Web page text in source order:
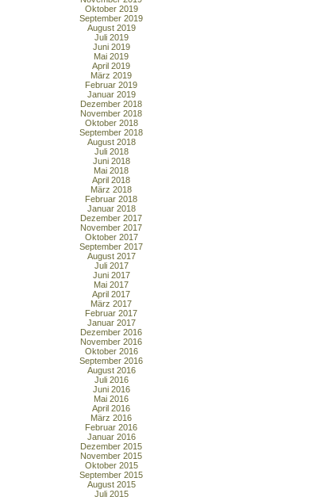
Oktober 2019
September 2019
August 2019
Juli 2019
Juni 2019
Mai 2019
April 2019
März 2019
Februar 2019
Januar 2019
Dezember 2018
November 2018
Oktober 2018
September 2018
August 2018
Juli 2018
Juni 2018
Mai 2018
April 2018
März 2018
Februar 2018
Januar 2018
Dezember 2017
November 2017
Oktober 2017
September 2017
August 2017
Juli 2017
Juni 2017
Mai 2017
April 2017
März 2017
Februar 2017
Januar 2017
Dezember 2016
November 2016
Oktober 2016
September 2016
August 2016
Juli 2016
Juni 2016
Mai 2016
April 2016
März 2016
Februar 2016
Januar 2016
Dezember 2015
November 2015
Oktober 2015
September 2015
August 2015
Juli 2015